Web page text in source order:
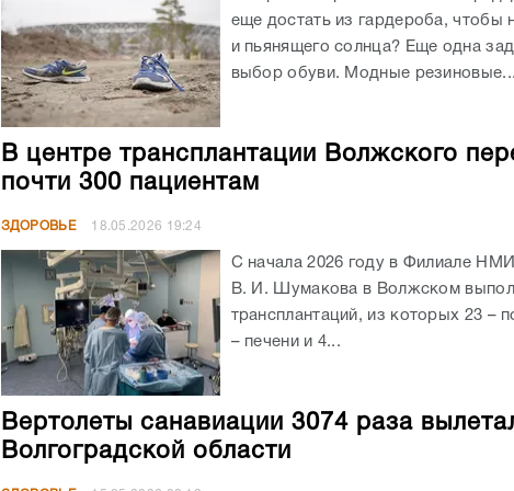
еще достать из гардероба, чтобы
и пьянящего солнца? Еще одна
выбор обуви. Модные резиновые...
В центре трансплантации Волжского
почти 300 пациентам
ЗДОРОВЬЕ 18.05.2026 19:24
С начала 2026 году в Филиале
В. И. Шумакова в Волжском
трансплантаций, из которых 23 –
– печени и 4...
Вертолеты санавиации 3074 раза
Волгоградской области